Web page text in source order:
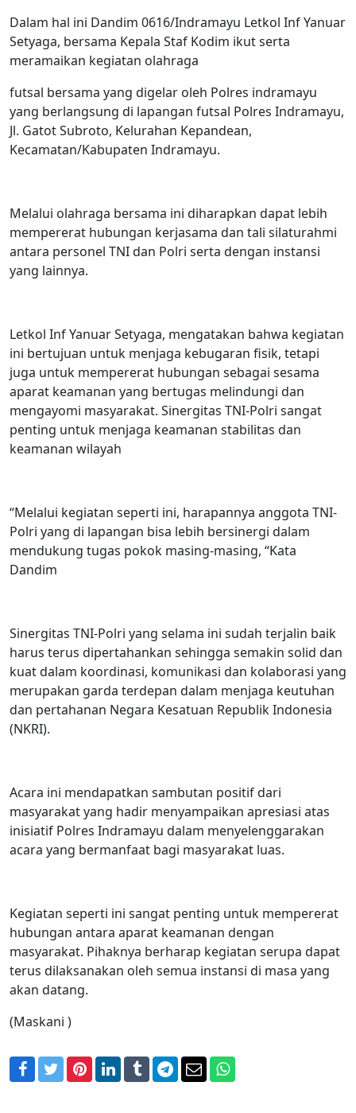
Dalam hal ini Dandim 0616/Indramayu Letkol Inf Yanuar
Setyaga, bersama Kepala Staf Kodim ikut serta
meramaikan kegiatan olahraga
futsal bersama yang digelar oleh Polres indramayu
yang berlangsung di lapangan futsal Polres Indramayu,
Jl. Gatot Subroto, Kelurahan Kepandean,
Kecamatan/Kabupaten Indramayu.
Melalui olahraga bersama ini diharapkan dapat lebih
mempererat hubungan kerjasama dan tali silaturahmi
antara personel TNI dan Polri serta dengan instansi
yang lainnya.
Letkol Inf Yanuar Setyaga, mengatakan bahwa kegiatan
ini bertujuan untuk menjaga kebugaran fisik, tetapi
juga untuk mempererat hubungan sebagai sesama
aparat keamanan yang bertugas melindungi dan
mengayomi masyarakat. Sinergitas TNI-Polri sangat
penting untuk menjaga keamanan stabilitas dan
keamanan wilayah
“Melalui kegiatan seperti ini, harapannya anggota TNI-
Polri yang di lapangan bisa lebih bersinergi dalam
mendukung tugas pokok masing-masing, “Kata
Dandim
Sinergitas TNI-Polri yang selama ini sudah terjalin baik
harus terus dipertahankan sehingga semakin solid dan
kuat dalam koordinasi, komunikasi dan kolaborasi yang
merupakan garda terdepan dalam menjaga keutuhan
dan pertahanan Negara Kesatuan Republik Indonesia
(NKRI).
Acara ini mendapatkan sambutan positif dari
masyarakat yang hadir menyampaikan apresiasi atas
inisiatif Polres Indramayu dalam menyelenggarakan
acara yang bermanfaat bagi masyarakat luas.
Kegiatan seperti ini sangat penting untuk mempererat
hubungan antara aparat keamanan dengan
masyarakat. Pihaknya berharap kegiatan serupa dapat
terus dilaksanakan oleh semua instansi di masa yang
akan datang.
(Maskani )
Facebook
TwitterPinterest
LinkedIn
TumblrTelegram
EmailWhatsApp